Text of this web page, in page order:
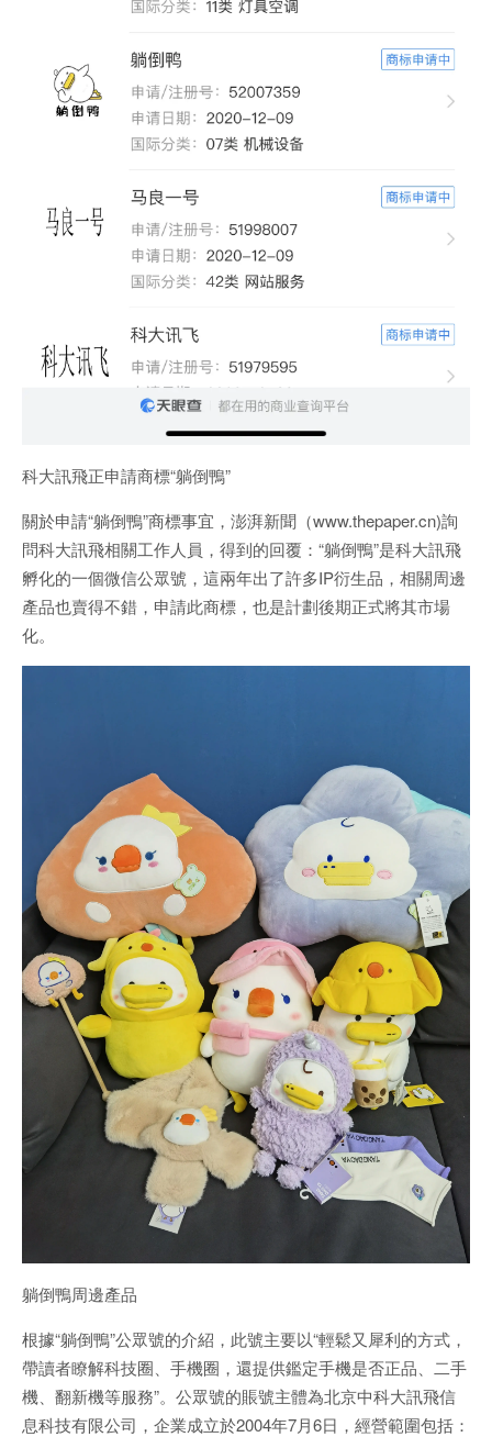
科大訊飛正申請商標“躺倒鴨”
關於申請“躺倒鴨”商標事宜，澎湃新聞（www.thepaper.cn)詢
問科大訊飛相關工作人員，得到的回覆：“躺倒鴨”是科大訊飛
孵化的一個微信公眾號，這兩年出了許多IP衍生品，相關周邊
產品也賣得不錯，申請此商標，也是計劃後期正式將其市場
化。
躺倒鴨周邊產品
根據“躺倒鴨”公眾號的介紹，此號主要以“輕鬆又犀利的方式，
帶讀者瞭解科技圈、手機圈，還提供鑑定手機是否正品、二手
機、翻新機等服務”。公眾號的賬號主體為北京中科大訊飛信
息科技有限公司，企業成立於2004年7月6日，經營範圍包括：